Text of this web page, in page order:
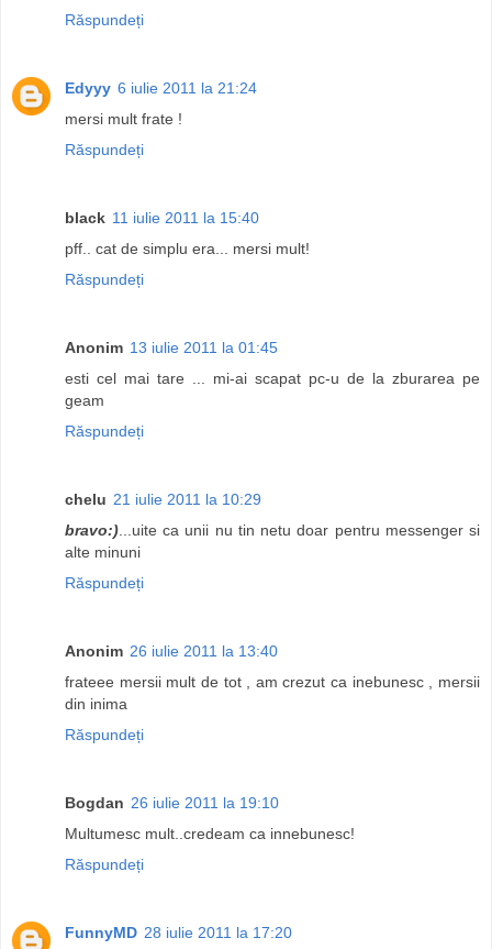
Răspundeți
Edyyy 6 iulie 2011 la 21:24
mersi mult frate !
Răspundeți
black 11 iulie 2011 la 15:40
pff.. cat de simplu era... mersi mult!
Răspundeți
Anonim 13 iulie 2011 la 01:45
esti cel mai tare ... mi-ai scapat pc-u de la zburarea pe
geam
Răspundeți
chelu 21 iulie 2011 la 10:29
bravo:)...uite ca unii nu tin netu doar pentru messenger si
alte minuni
Răspundeți
Anonim 26 iulie 2011 la 13:40
frateee mersii mult de tot , am crezut ca inebunesc , mersii
din inima
Răspundeți
Bogdan 26 iulie 2011 la 19:10
Multumesc mult..credeam ca innebunesc!
Răspundeți
FunnyMD 28 iulie 2011 la 17:20